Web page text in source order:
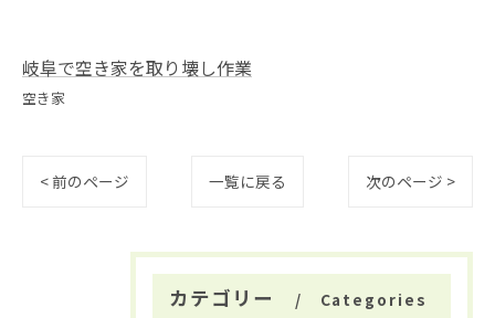
岐阜で空き家を取り壊し作業
空き家
< 前のページ 一覧に戻る 次のページ >
カテゴリー Categories